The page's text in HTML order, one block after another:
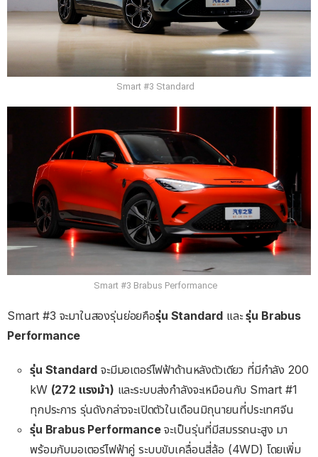
Smart #3 Standard
Smart #3 Brabus Performance
Smart #3 จะมาในสองรุ่นย่อยคือรุ่น Standard และรุ่น Brabus
Performance
รุ่น Standard จะมีมอเตอร์ไฟฟ้าด้านหลังตัวเดียว ที่มีกำลัง 200
kW (272 แรงม้า) และระบบส่งกำลังจะเหมือนกับ Smart #1
ทุกประการ รุ่นดังกล่าวจะเปิดตัวในเดือนมิถุนายนที่ประเทศจีน
รุ่น Brabus Performanceจะเป็นรุ่นที่มีสมรรถนะสูง มา
พร้อมกับมอเตอร์ไฟฟ้าคู่ ระบบขับเคลื่อนสี่ล้อ (4WD) โดยเพิ่ม